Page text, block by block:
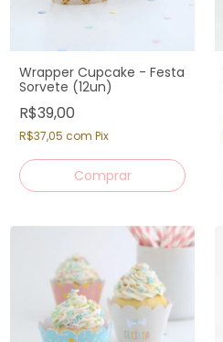
Wrapper Cupcake - Festa
Sorvete (12un)
R$39,00
R$37,05 com Pix